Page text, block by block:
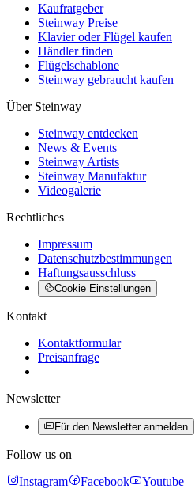
Kaufratgeber
Steinway Preise
Klavier oder Flügel kaufen
Händler finden
Flügelschablone
Steinway gebraucht kaufen
Über Steinway
Steinway entdecken
News & Events
Steinway Artists
Steinway Manufaktur
Videogalerie
Rechtliches
Impressum
Datenschutzbestimmungen
Haftungsausschluss
Cookie Einstellungen
Kontakt
Kontaktformular
Preisanfrage
Newsletter
Für den Newsletter anmelden
Follow us on
Instagram
Facebook Youtube